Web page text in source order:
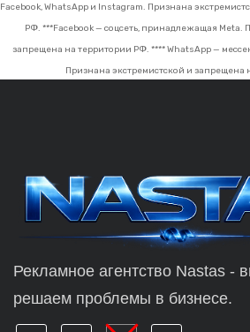
Facebook, WhatsApp и Instagram. Признана
РФ. ***Facebook — соцсеть, принадлежащая Meta.
запрещена на территории РФ. **** WhatsApp —
Признана экстремистской и запрещена
Рекламное агентство Nastas -
решаем проблемы в бизнесе.